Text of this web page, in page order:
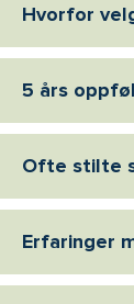
Hvorfor
5 års
Ofte stilte
Erfaringer